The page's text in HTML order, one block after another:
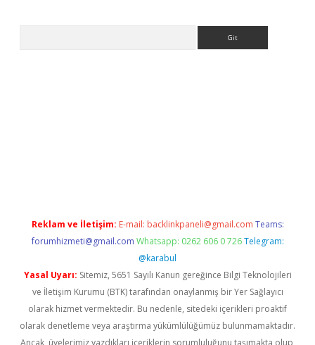
Reklam ve İletişim: E-mail: backlinkpaneli@gmail.com Teams:
forumhizmeti@gmail.com Whatsapp: 0262 606 0 726 Telegram:
@karabul
Yasal Uyarı: Sitemiz, 5651 Sayılı Kanun gereğince Bilgi Teknolojileri
ve İletişim Kurumu (BTK) tarafından onaylanmış bir Yer Sağlayıcı
olarak hizmet vermektedir. Bu nedenle, sitedeki içerikleri proaktif
olarak denetleme veya araştırma yükümlülüğümüz bulunmamaktadır.
Ancak, üyelerimiz yazdıkları içeriklerin sorumluluğunu taşımakta olup,